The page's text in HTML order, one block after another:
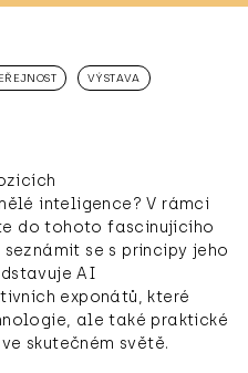
VÝSTAVA
inteligence? V rámci
do tohoto fascinujícího
se s principy jeho
AI
exponátů, které
ale také praktické
skutečném světě.